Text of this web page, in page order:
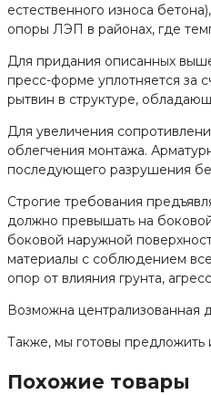
естественного износа
опоры ЛЭП в районах, где
Для придания описанных
пресс-форме уплотняется за
рытвин в структуре,
Для увеличения
облегчения монтажа.
последующего разрушения
Строгие требования
должно превышать на
боковой наружной
материалы с соблюдением
опор от влияния грунта,
Возможна централизованная
Также, мы готовы предложить
Похожие товары